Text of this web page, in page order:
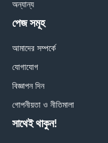
অন্যান্য
পেজ সমূহ
আমাদের সম্পর্কে
যোগাযোগ
বিজ্ঞাপন দিন
গোপনীয়তা ও নীতিমালা
সাথেই থাকুন!